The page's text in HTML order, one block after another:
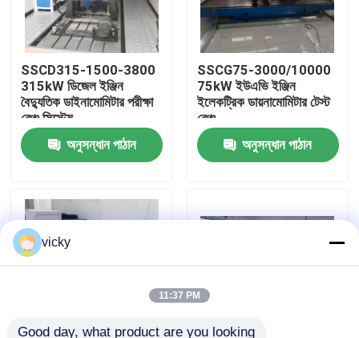
কারখানা ভ্রমণ
গুণগত মান নিয়ন্ত্রণ
যোগাযোগ করুন
মামলা
হাই স্পিড ডায়নামিটার
SSCD315-1500-3800
315kW ডিজেল ইঞ্জিন
বৈদ্যুতিক ডাইনামোমিটার পরীক্ষা
বেঞ্চ সিস্টেম
অনুসন্ধান পাঠান
SSCG75-3000/10000
75kW ইউএভি ইঞ্জিন
ইলেকট্রিক ডায়নামোমিটার টেস্ট
বেঞ্চ
অনুসন্ধান পাঠান
vicky
11:37 PM
Good day, what product are you looking